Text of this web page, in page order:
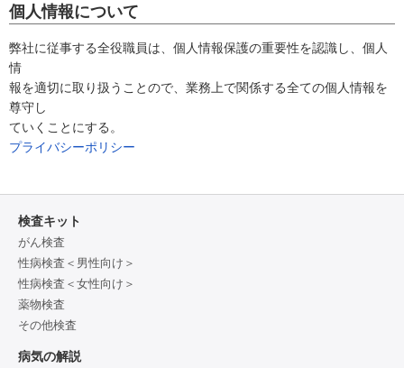
個人情報について
弊社に従事する全役職員は、個人情報保護の重要性を認識し、個人
情
報を適切に取り扱うことので、業務上で関係する全ての個人情報を
尊守し
ていくことにする。
プライバシーポリシー
検査キット
がん検査
性病検査＜男性向け＞
性病検査＜女性向け＞
薬物検査
その他検査
病気の解説